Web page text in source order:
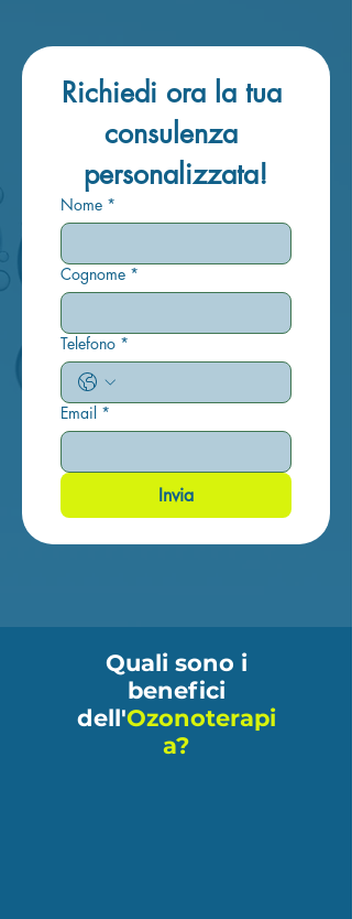
Richiedi ora la tua
consulenza
personalizzata!
Nome *
Cognome *
Telefono *
Email *
Invia
Quali sono i
benefici
dell'Ozonoterapi
a?